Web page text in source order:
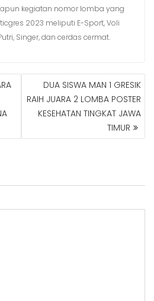
kegiatan nomor lomba yang
2023 meliputi E-Sport, Voli
Singer, dan cerdas cermat.
DUA SISWA MAN 1 GRESIK
RAIH JUARA 2 LOMBA POSTER
KESEHATAN TINGKAT JAWA
TIMUR